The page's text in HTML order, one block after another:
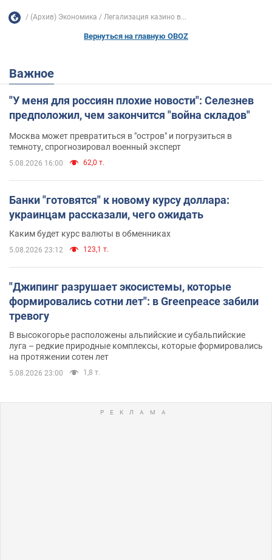
(Архив) Экономика Легализация казино в...
Вернуться на главную OBOZ
Важное
"У меня для россиян плохие новости": Селезнев
предположил, чем закончится "война складов"
Москва может превратиться в "остров" и погрузиться в
темноту, спрогнозировал военный эксперт
5.08.2026 16:00 62,0 т.
Банки "готовятся" к новому курсу доллара:
украинцам рассказали, чего ожидать
Каким будет курс валюты в обменниках
5.08.2026 23:12 123,1 т.
"Джипинг разрушает экосистемы, которые
формировались сотни лет": в Greenpeace забили
тревогу
В высокогорье расположены альпийские и субальпийские
луга – редкие природные комплексы, которые формировались
на протяжении сотен лет
5.08.2026 23:00 1,8 т.